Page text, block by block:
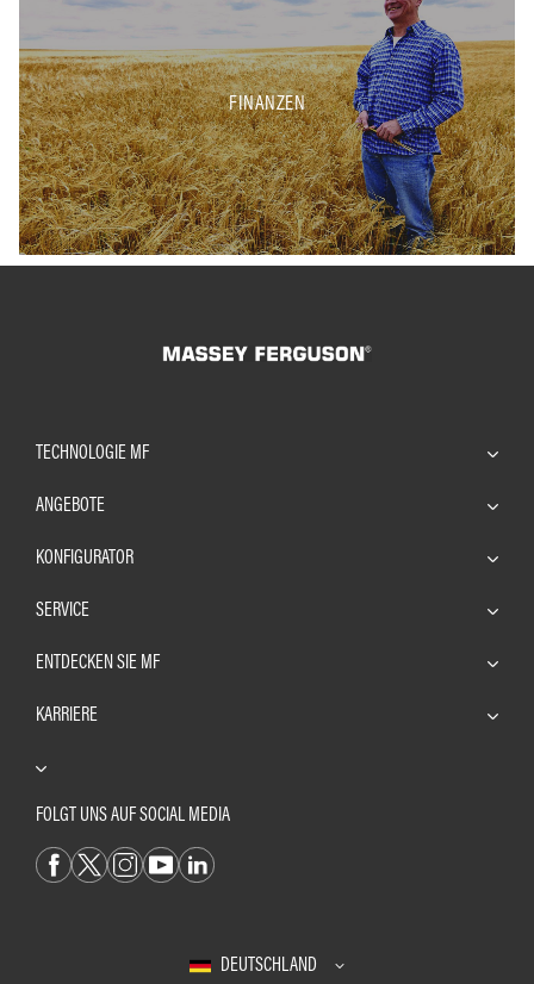
FINANZEN
TECHNOLOGIE MF
ANGEBOTE
KONFIGURATOR
SERVICE
ENTDECKEN SIE MF
KARRIERE
FOLGT UNS AUF SOCIAL MEDIA
DEUTSCHLAND